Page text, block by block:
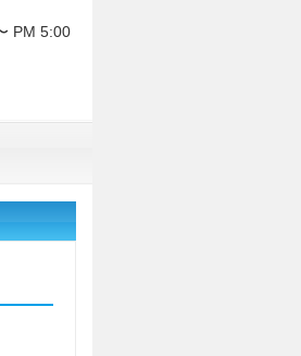
PM 5:00